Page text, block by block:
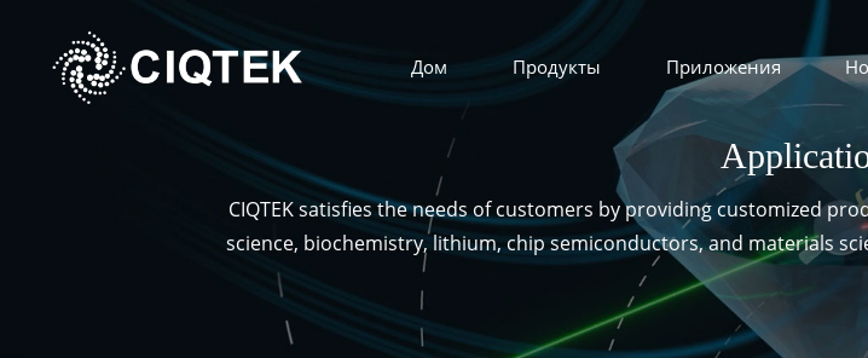
Дом Продукты Приложения
CIQTEK satisfies the needs of customers by providing customized
science, biochemistry, lithium, chip semiconductors, and materials